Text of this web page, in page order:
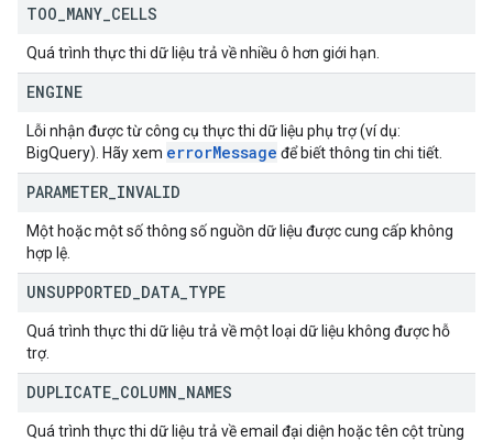
TOO MANY CELLS
Quá trình thực thi dữ liệu trả về nhiều ô hơn giới hạn.
ENGINE
Lỗi nhận được từ công cụ thực thi dữ liệu phụ trợ (ví dụ:
BigQuery). Hãy xem errorMessage để biết thông tin chi tiết.
PARAMETER INVALID
Một hoặc một số thông số nguồn dữ liệu được cung cấp không
hợp lệ.
UNSUPPORTED DATA TYPE
Quá trình thực thi dữ liệu trả về một loại dữ liệu không được hỗ
trợ.
DUPLICATE COLUMN NAMES
Quá trình thực thi dữ liệu trả về email đại diện hoặc tên cột trùng